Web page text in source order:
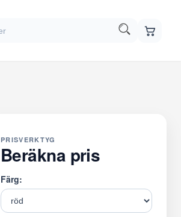
PRISVERKTYG
Beräkna pris
Färg: